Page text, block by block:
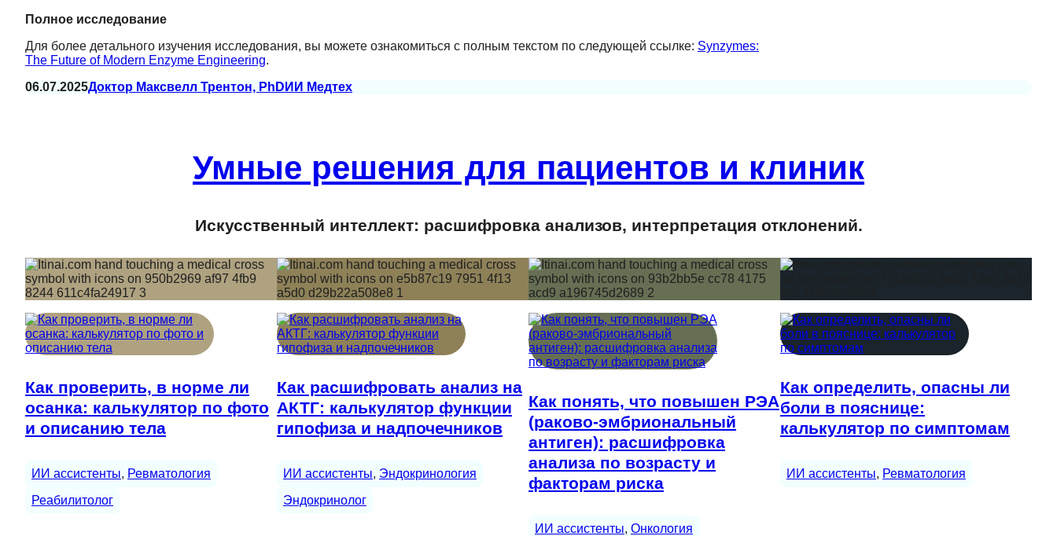
Полное исследование
Для более детального изучения исследования, вы можете ознакомиться с полным текстом по следующей ссылке: Synzymes:
The Future of Modern Enzyme Engineering.
06.07.2025Доктор Максвелл Трентон, PhD ИИ Медтех
Умные решения для пациентов и клиник
Искусственный интеллект: расшифровка анализов, интерпретация отклонений.
Как проверить, в норме ли
осанка: калькулятор по фото
и описанию тела
ИИ ассистенты, Ревматология
Реабилитолог
Как расшифровать анализ на
АКТГ: калькулятор функции
гипофиза и надпочечников
ИИ ассистенты, Эндокринология
Эндокринолог
Как понять, что повышен РЭА
(раково-эмбриональный
антиген): расшифровка
анализа по возрасту и
факторам риска
ИИ ассистенты, Онкология
Как определить, опасны ли
боли в пояснице:
калькулятор по симптомам
ИИ ассистенты, Ревматология